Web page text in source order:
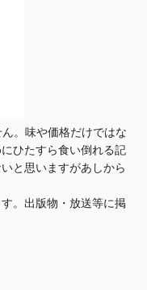
。味や価格だけではな
ひたすら食い倒れる記
と思いますがあしから
。出版物・放送等に掲